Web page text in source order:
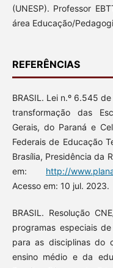
(UNESP). Professor
área Educação/
REFERÊNCIAS
BRASIL. Lei n.º 6.545
transformação das
Gerais, do Paraná e
Federais de Educação
Brasília, Presidência da
em: http://
Acesso em: 10 jul. 2023.
BRASIL. Resolução
programas especiais
para as disciplinas do
ensino médio e da